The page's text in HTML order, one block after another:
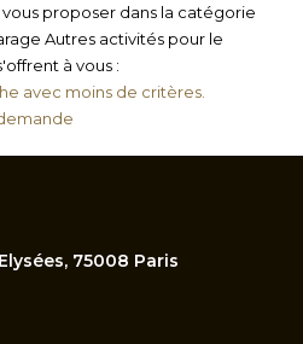
Créer une alerte
proposer dans la catégorie
Autres activités pour le
à vous :
avec moins de critères.
75008 Paris